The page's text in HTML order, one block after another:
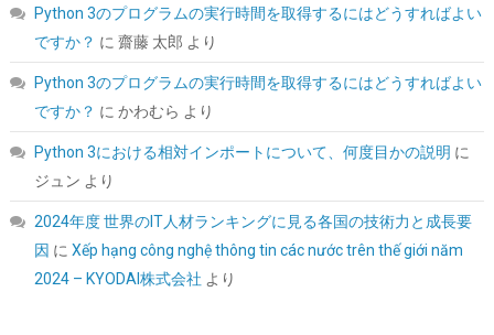
54583) GBP 369.50
詳細は
こちら
シー・エフ・デー販売 CFD販売 CFD Standard デスクトップ用 メ
Python 3のプログラムの実行時間を取得するにはどうすればよい
ですか？ に 齋藤 太郎 より
Python 3のプログラムの実行時間を取得するにはどうすればよい
ですか？ に かわむら より
Python 3における相対インポートについて、何度目かの説明 に
ジュン より
2024年度 世界のIT人材ランキングに見る各国の技術力と成長要
因 に Xếp hạng công nghệ thông tin các nước trên thế giới năm
2024 – KYODAI株式会社 より